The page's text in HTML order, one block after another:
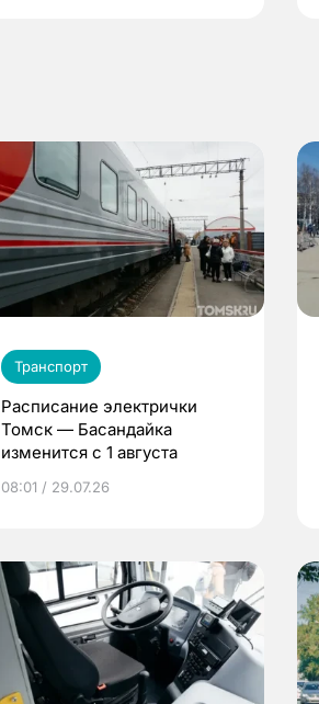
Транспорт
Расписание электрички
Томск — Басандайка
изменится с 1 августа
08:01 / 29.07.26